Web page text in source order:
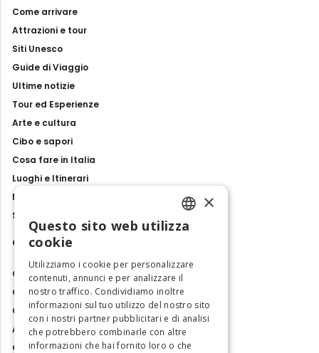
Come arrivare
Attrazioni e tour
Siti Unesco
Guide di Viaggio
Ultime notizie
Tour ed Esperienze
Arte e cultura
Cibo e sapori
Cosa fare in Italia
Luoghi e Itinerari
Mostre, eventi e spettacoli
Storie e tradizioni
Contatti
Chi siamo
Collabora con noi
Contatti
Ambasciatrice dell'Eccellenza
Osservatorio Turismo
ENGLISH
ITALIAN
×
Questo sito web utilizza
cookie
Utilizziamo i cookie per personalizzare
contenuti, annunci e per analizzare il
nostro traffico. Condividiamo inoltre
informazioni sul tuo utilizzo del nostro sito
con i nostri partner pubblicitari e di analisi
che potrebbero combinarle con altre
informazioni che hai fornito loro o che